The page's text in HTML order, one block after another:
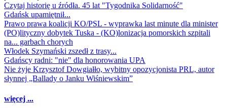
Czytaj historię u źródła. 45 lat "Tygodnika Solidarność"
Gdańsk upamiętnił...
Prawo prawa koalicji KO/PSL - wyprawka last minute dla minister
(PO)lityczny dobytek Tuska - (KO)lonizacja pomorskich szpitali
na... garbach chorych
Włodek Szymański zszedł z trasy...
Gdańscy radni: "nie" dla honorowania UPA
Nie żyje Krzysztof Dowgiałło, wybitny opozycjonista PRL, autor
słynnej „Ballady o Janku Wiśniewskim”
więcej ...